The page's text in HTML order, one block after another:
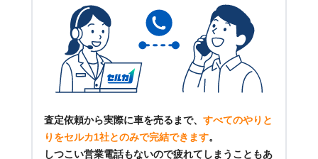
査定依頼から実際に車を売るまで、 すべてのやりと
りをセルカ1社とのみで完結できます。
しつこい営業電話もないので疲れてしまうこともあ